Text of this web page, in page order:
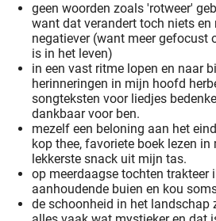
geen woorden zoals 'rotweer'
want dat verandert toch niets
negatiever (want meer gefocust
is in het leven)
in een vast ritme lopen en naar
herinneringen in mijn hoofd
songteksten voor liedjes
dankbaar voor ben.
mezelf een beloning aan het
kop thee, favoriete boek lezen
lekkerste snack uit mijn tas.
op meerdaagse tochten trakteer
aanhoudende buien en kou
de schoonheid in het landschap